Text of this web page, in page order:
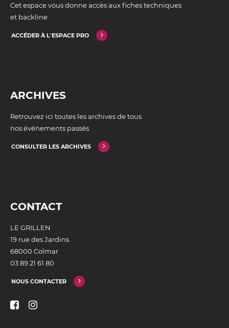
Cet espace vous donne accès aux fiches techniques
et backline.
ACCÉDER À L'ESPACE PRO
ARCHIVES
Retrouvez ici toutes les archives de tous
nos événements passés.
CONSULTER LES ARCHIVES
CONTACT
LE GRILLEN
19 rue des Jardins
68000 Colmar
03 89 21 61 80
NOUS CONTACTER